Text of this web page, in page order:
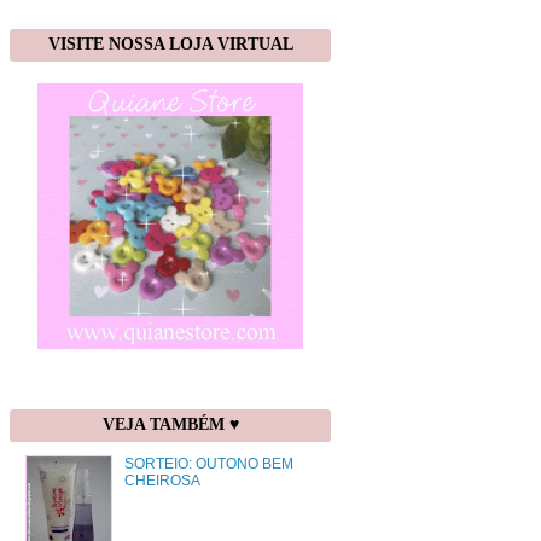
VISITE NOSSA LOJA VIRTUAL
VEJA TAMBÉM ♥
SORTEIO: OUTONO BEM
CHEIROSA